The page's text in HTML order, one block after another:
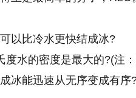
以比冷水更快结成冰?
度水的密度是最大的?(注
冰能迅速从无序变成有序